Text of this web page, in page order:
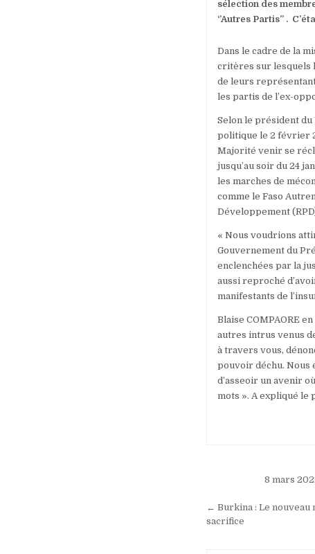
sélection des
‘’Autres Partis’’ .
Dans le cadre de la
critères sur lesquels
de leurs
les partis de l’ex-
Selon le président du
politique le 2 février
Majorité venir se
jusqu’au soir du 24
les marches de
comme le Faso
Développement
« Nous voudrions
Gouvernement du
enclenchées par la
aussi reproché
manifestants de
Blaise COMPAORE
autres intrus venus
à travers vous,
pouvoir déchu. Nous
d’asseoir un avenir
mots ». A expliqué le
Navigation
de
l’article
8 mars
← Burkina : Le
sacrifice